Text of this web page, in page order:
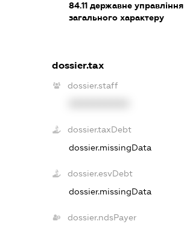
84.11 державне управління
загального характеру
dossier.tax
dossier.staff
dossier.taxDebt
dossier.missingData
dossier.esvDebt
dossier.missingData
dossier.ndsPayer